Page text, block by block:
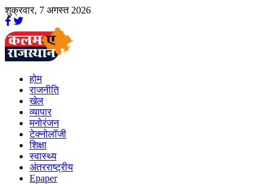
शुक्रवार, 7 अगस्त 2026
होम
राजनीति
खेल
व्यापार
मनोरंजन
टेक्नोलॉजी
शिक्षा
स्वास्थ्य
अंतरराष्ट्रीय
Epaper